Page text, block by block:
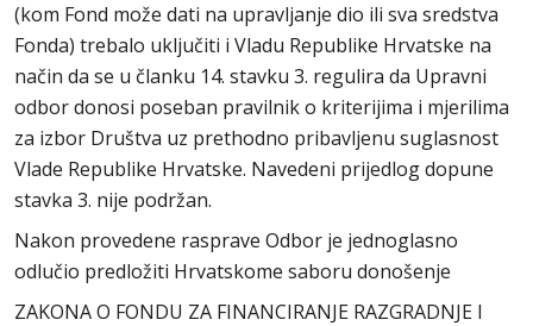
(kom Fond može dati na upravljanje dio ili sva sredstva
Fonda) trebalo uključiti i Vladu Republike Hrvatske na
način da se u članku 14. stavku 3. regulira da Upravni
odbor donosi poseban pravilnik o kriterijima i mjerilima
za izbor Društva uz prethodno pribavljenu suglasnost
Vlade Republike Hrvatske. Navedeni prijedlog dopune
stavka 3. nije podržan.
Nakon provedene rasprave Odbor je jednoglasno
odlučio predložiti Hrvatskome saboru donošenje
ZAKONA O FONDU ZA FINANCIRANJE RAZGRADNJE I